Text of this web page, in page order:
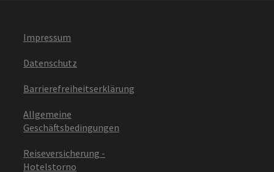
Impressum
Datenschutz
Barrierefreiheitserklärung
Allgemeine
Geschäftsbedingungen
Reiseversicherung -
Hotelstorno